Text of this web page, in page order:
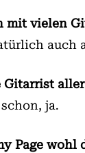
mit vielen
auch
Gitarrist
ja.
Page